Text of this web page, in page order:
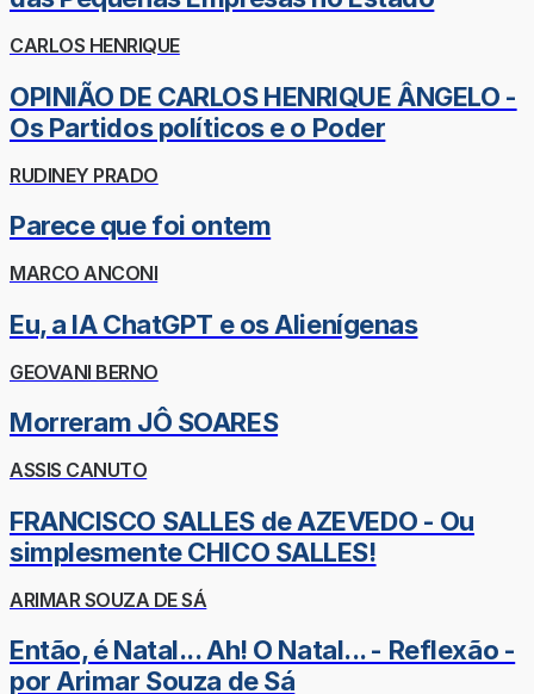
CARLOS HENRIQUE
OPINIÃO DE CARLOS HENRIQUE ÂNGELO -
Os Partidos políticos e o Poder
RUDINEY PRADO
Parece que foi ontem
MARCO ANCONI
Eu, a IA ChatGPT e os Alienígenas
GEOVANI BERNO
Morreram JÔ SOARES
ASSIS CANUTO
FRANCISCO SALLES de AZEVEDO - Ou
simplesmente CHICO SALLES!
ARIMAR SOUZA DE SÁ
Então, é Natal... Ah! O Natal... - Reflexão -
por Arimar Souza de Sá